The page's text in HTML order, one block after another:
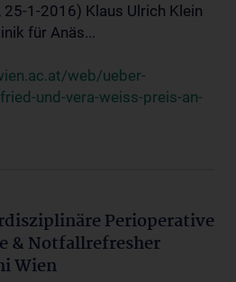
25-1-2016) Klaus Ulrich Klein
für Anäs...
web/ueber-
und-vera-weiss-preis-an-
Perioperative
& Notfallrefresher
Wien